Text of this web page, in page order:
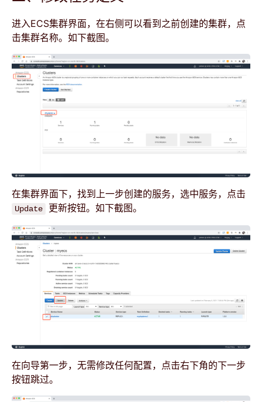
进入ECS集群界面，在右侧可以看到之前创建的集群，点
击集群名称。如下截图。
在集群界面下，找到上一步创建的服务，选中服务，点击
Update 更新按钮。如下截图。
在向导第一步，无需修改任何配置，点击右下角的下一步
按钮跳过。